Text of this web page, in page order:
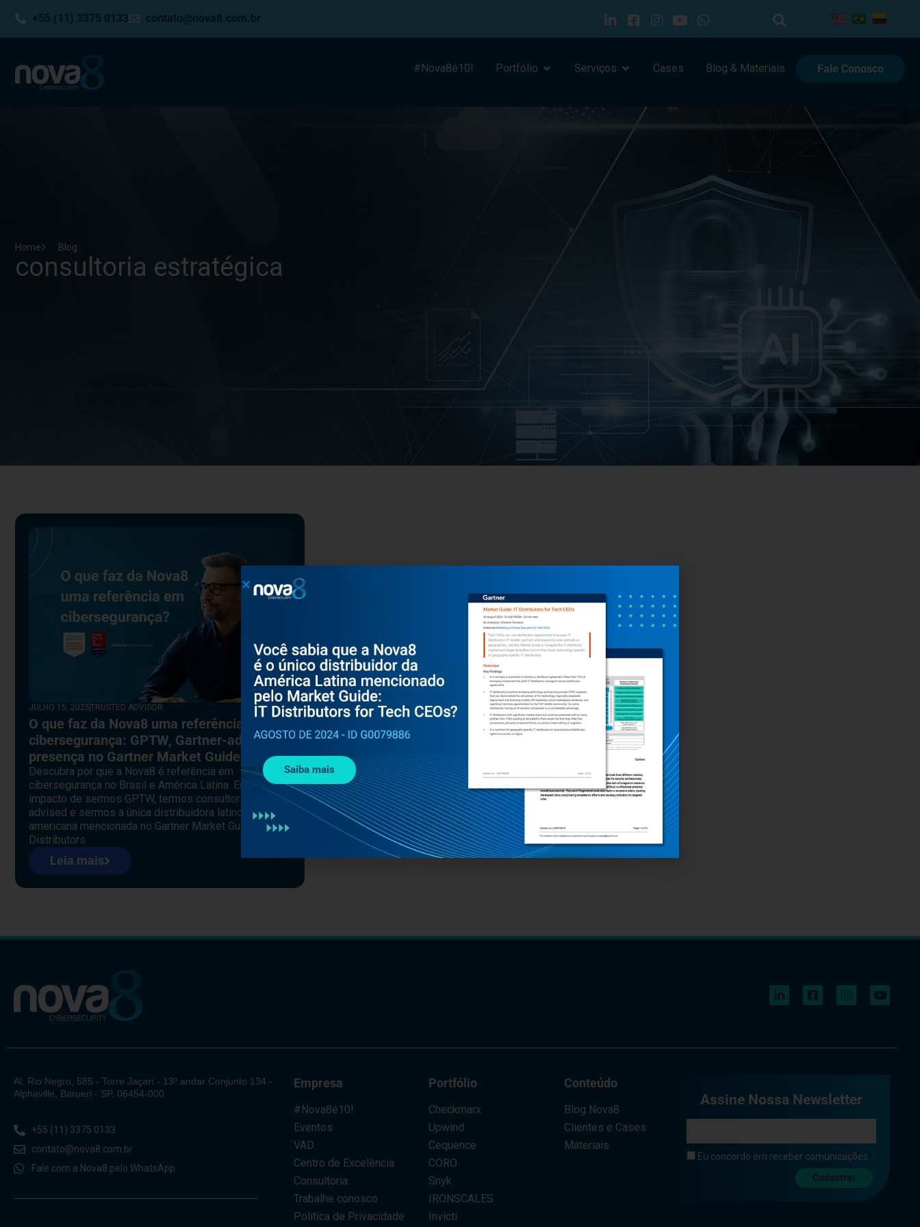
+55 (11) 3375 0133 contato@nova8.com.br
#Nova8é10! Portfólio Serviços Cases Blog & Materiais Fale Conosco
Home Blog
consultoria estratégica
JULHO 15, 2025TRUSTED ADVISOR
O que faz da Nova8 uma referência em
cibersegurança: GPTW, Gartner-advised e
presença no Gartner Market Guide
Descubra por que a Nova8 é referência em
cibersegurança no Brasil e América Latina. Entenda o
impacto de sermos GPTW, termos consultoria Gartner-
advised e sermos a única distribuidora latino-
americana mencionada no Gartner Market Guide for IT
Distributors.
Leia mais
Al. Rio Negro, 585 - Torre Jaçarí - 13º andar Conjunto 134 -
Alphaville, Barueri - SP, 06454-000
+55 (11) 3375 0133
contato@nova8.com.br
Fale com a Nova8 pelo WhatsApp
Empresa
#Nova8é10!
Eventos
VAD
Centro de Excelência
Consultoria
Trabalhe conosco
Política de Privacidade
Portfólio
Checkmarx
Upwind
Cequence
CORO
Snyk
IRONSCALES
Invicti
Conteúdo
Blog Nova8
Clientes e Cases
Materiais
Assine Nossa Newsletter
Eu concordo em receber comunicações.
Cadastrar
Saiba mais